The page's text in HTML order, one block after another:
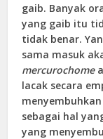
gaib. Banyak
yang gaib itu
tidak benar.
sama masuk
mercurochome
lacak secara
sebagai hal
yang